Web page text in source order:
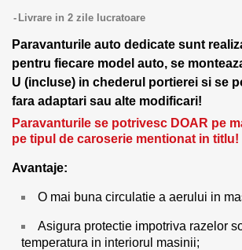
Livrare in 2 zile lucratoare
Paravanturile auto dedicate sunt
pentru fiecare model auto, se
U (incluse) in chederul portierei si se
fara adaptari sau alte modificari!
Paravanturile se potrivesc DOAR pe
pe tipul de caroserie mentionat in titlu!
Avantaje:
O mai buna circulatie a aerului in
Asigura protectie impotriva razelor
temperatura in interiorul masinii;